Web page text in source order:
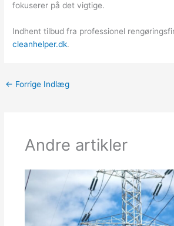
fokuserer på det vigtige.
Indhent tilbud fra professionel
cleanhelper.dk.
← Forrige Indlæg
Andre artikler